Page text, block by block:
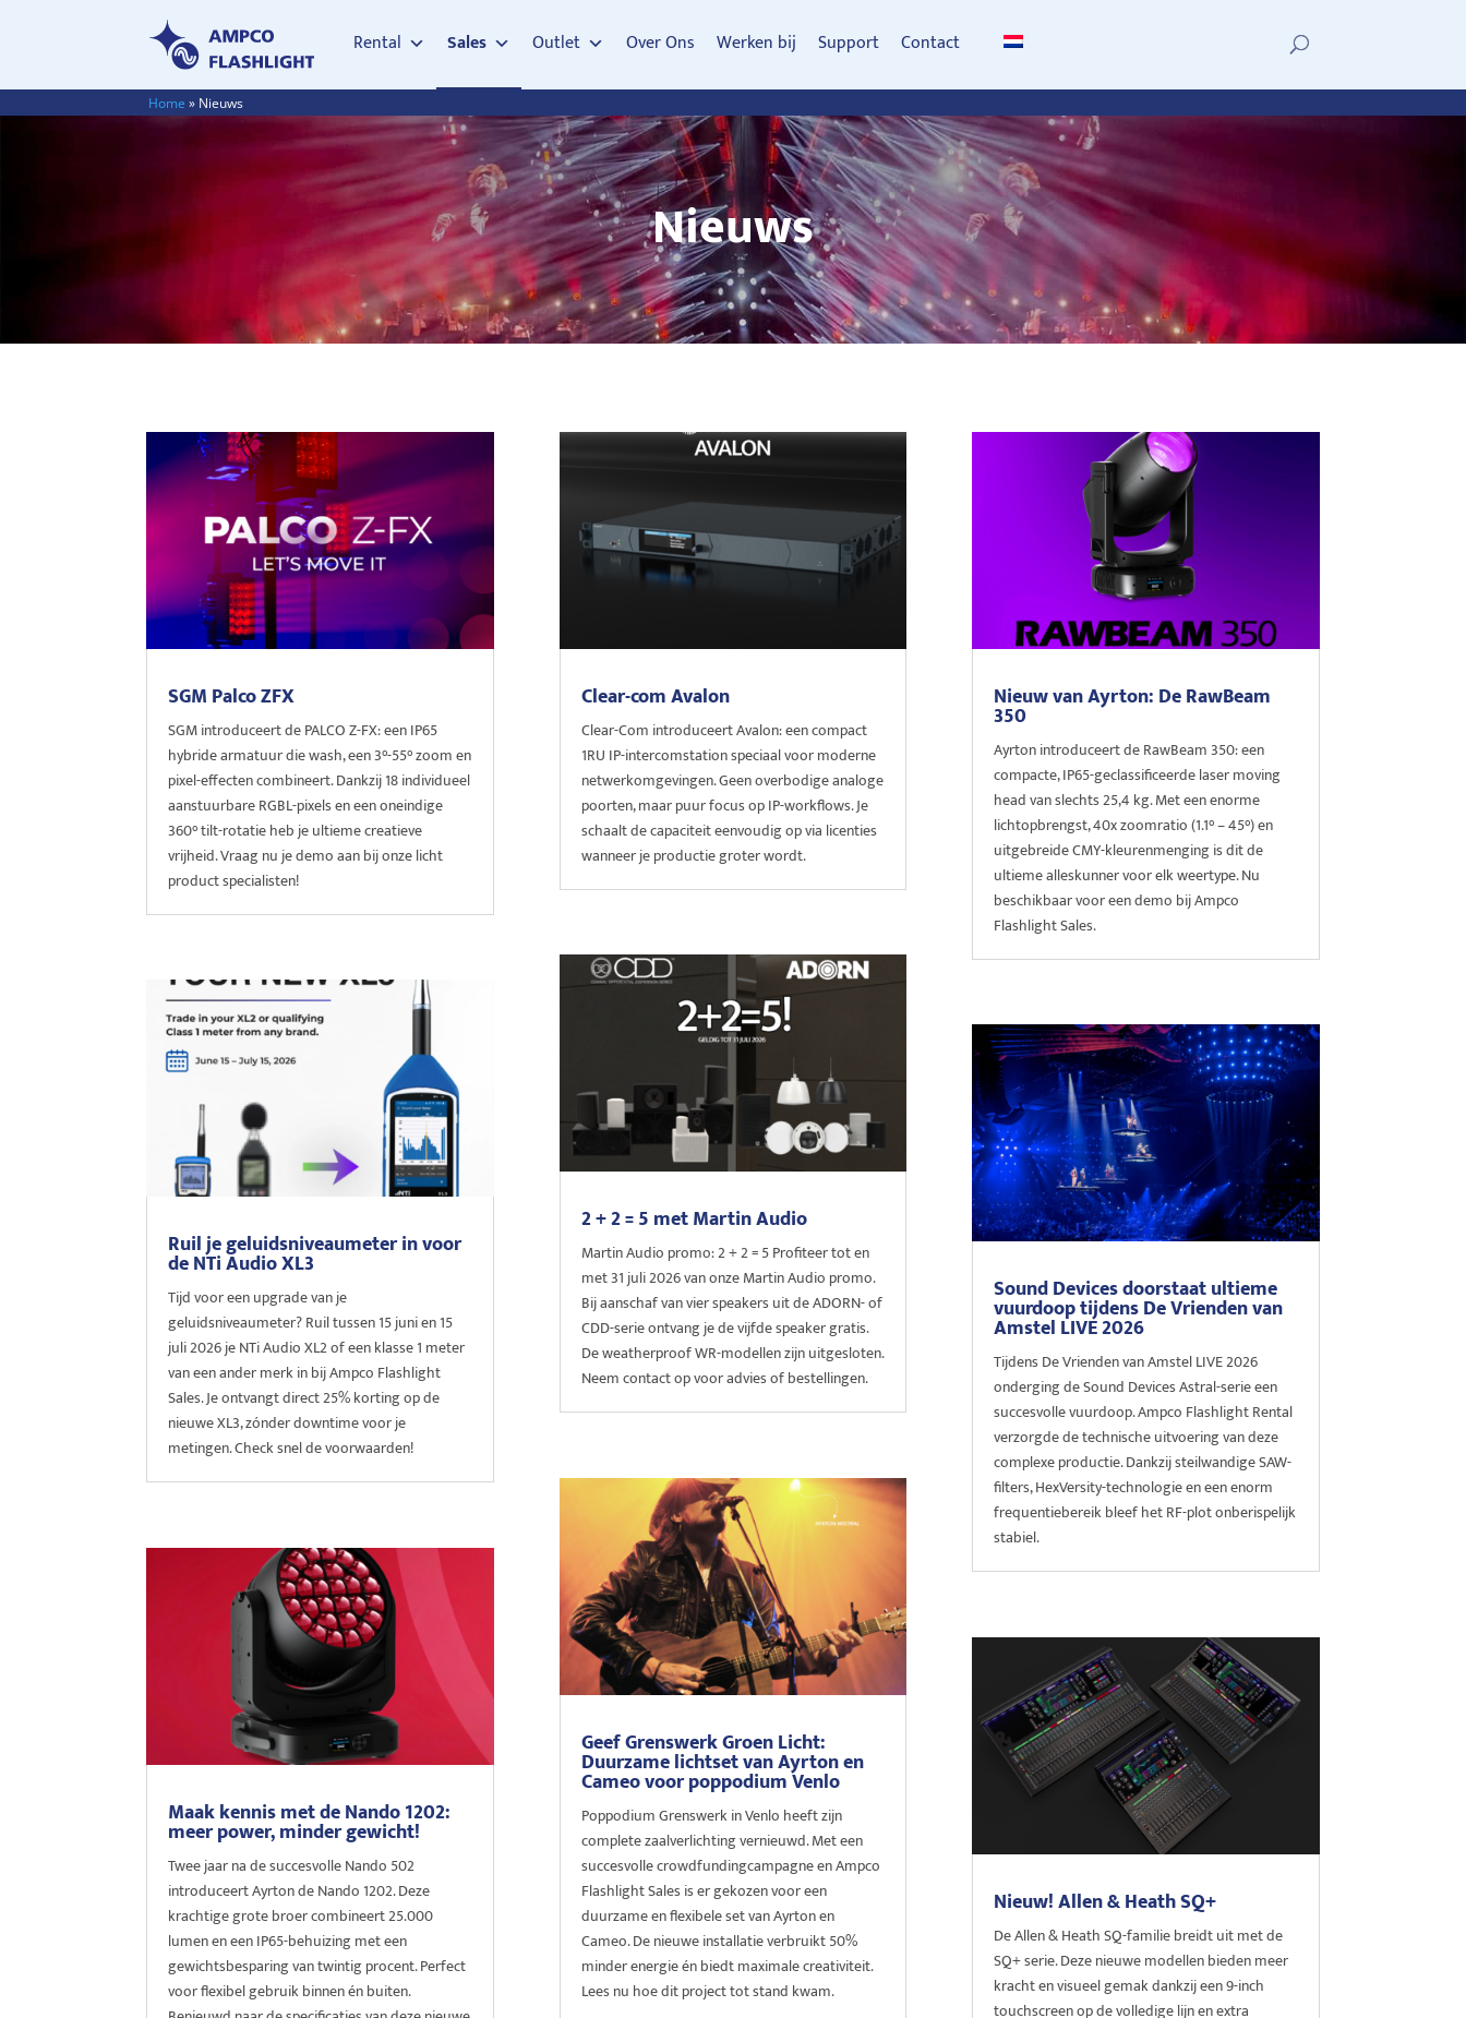
Rental Sales Outlet Over Ons Werken bij Support Contact
Home » Nieuws
Nieuws
SGM Palco ZFX
SGM introduceert de PALCO Z-FX: een IP65
hybride armatuur die wash, een 3°-55° zoom en
pixel-effecten combineert. Dankzij 18 individueel
aanstuurbare RGBL-pixels en een oneindige
360° tilt-rotatie heb je ultieme creatieve
vrijheid. Vraag nu je demo aan bij onze licht
product specialisten!
Ruil je geluidsniveaumeter in voor
de NTi Audio XL3
Tijd voor een upgrade van je
geluidsniveaumeter? Ruil tussen 15 juni en 15
juli 2026 je NTi Audio XL2 of een klasse 1 meter
van een ander merk in bij Ampco Flashlight
Sales. Je ontvangt direct 25% korting op de
nieuwe XL3, zónder downtime voor je
metingen. Check snel de voorwaarden!
Maak kennis met de Nando 1202:
meer power, minder gewicht!
Twee jaar na de succesvolle Nando 502
introduceert Ayrton de Nando 1202. Deze
krachtige grote broer combineert 25.000
lumen en een IP65-behuizing met een
gewichtsbesparing van twintig procent. Perfect
voor flexibel gebruik binnen én buiten.
Clear-com Avalon
Clear-Com introduceert Avalon: een compact
1RU IP-intercomstation speciaal voor moderne
netwerkomgevingen. Geen overbodige analoge
poorten, maar puur focus op IP-workflows. Je
schaalt de capaciteit eenvoudig op via licenties
wanneer je productie groter wordt.
2 + 2 = 5 met Martin Audio
Martin Audio promo: 2 + 2 = 5 Profiteer tot en
met 31 juli 2026 van onze Martin Audio promo.
Bij aanschaf van vier speakers uit de ADORN- of
CDD-serie ontvang je de vijfde speaker gratis.
De weatherproof WR-modellen zijn uitgesloten.
Neem contact op voor advies of bestellingen.
Geef Grenswerk Groen Licht:
Duurzame lichtset van Ayrton en
Cameo voor poppodium Venlo
Poppodium Grenswerk in Venlo heeft zijn
complete zaalverlichting vernieuwd. Met een
succesvolle crowdfundingcampagne en Ampco
Flashlight Sales is er gekozen voor een
duurzame en flexibele set van Ayrton en
Cameo. De nieuwe installatie verbruikt 50%
minder energie én biedt maximale creativiteit.
Lees nu hoe dit project tot stand kwam.
Nieuw van Ayrton: De RawBeam
350
Ayrton introduceert de RawBeam 350: een
compacte, IP65-geclassificeerde laser moving
head van slechts 25,4 kg. Met een enorme
lichtopbrengst, 40x zoomratio (1.1° – 45°) en
uitgebreide CMY-kleurenmenging is dit de
ultieme alleskunner voor elk weertype. Nu
beschikbaar voor een demo bij Ampco
Flashlight Sales.
Sound Devices doorstaat ultieme
vuurdoop tijdens De Vrienden van
Amstel LIVE 2026
Tijdens De Vrienden van Amstel LIVE 2026
onderging de Sound Devices Astral-serie een
succesvolle vuurdoop. Ampco Flashlight Rental
verzorgde de technische uitvoering van deze
complexe productie. Dankzij steilwandige SAW-
filters, HexVersity-technologie en een enorm
frequentiebereik bleef het RF-plot onberispelijk
stabiel.
Nieuw! Allen & Heath SQ+
De Allen & Heath SQ-familie breidt uit met de
SQ+ serie. Deze nieuwe modellen bieden meer
kracht en visueel gemak dankzij een 9-inch
touchscreen op de volledige lijn en extra